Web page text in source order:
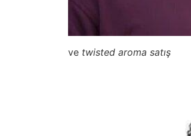
ve twisted aroma satış